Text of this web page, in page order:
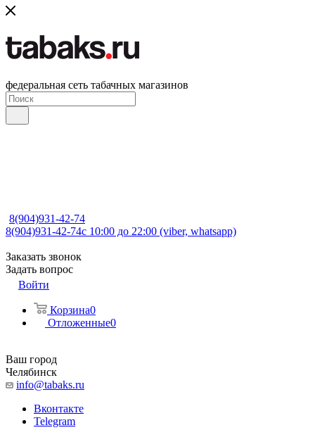
федеральная сеть табачных магазинов
8(904)931-42-74
8(904)931-42-74с 10:00 до 22:00 (viber, whatsapp)
Заказать звонок
Задать вопрос
Войти
Корзина0
Отложенные0
Ваш город
Челябинск
info@tabaks.ru
Вконтакте
Telegram